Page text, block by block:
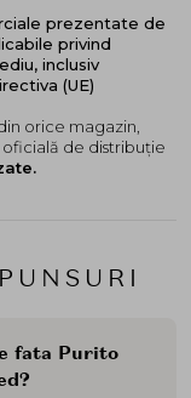
fata Purito
prezentate de
privind
inclusiv
(UE)
orice magazin,
de distribuție